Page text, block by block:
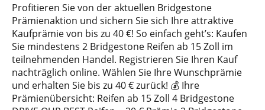
Profitieren Sie von der aktuellen Bridgestone
Prämienaktion und sichern Sie sich Ihre attraktive
Kaufprämie von bis zu 40 €! So einfach geht’s: Kaufen
Sie mindestens 2 Bridgestone Reifen ab 15 Zoll im
teilnehmenden Handel. Registrieren Sie Ihren Kauf
nachträglich online. Wählen Sie Ihre Wunschprämie
und erhalten Sie bis zu 40 € zurück! 💰 Ihre
Prämienübersicht: Reifen ab 15 Zoll 4 Bridgestone